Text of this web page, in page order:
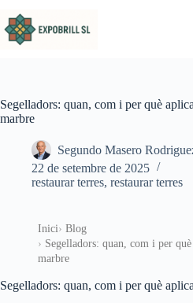
Segelladors: quan, com i per què
marbre
Segundo Masero
22 de setembre de 2025
restaurar terres, restaurar terres
Inici
Blog
Segelladors: quan, com i per
marbre
Segelladors: quan, com i per què